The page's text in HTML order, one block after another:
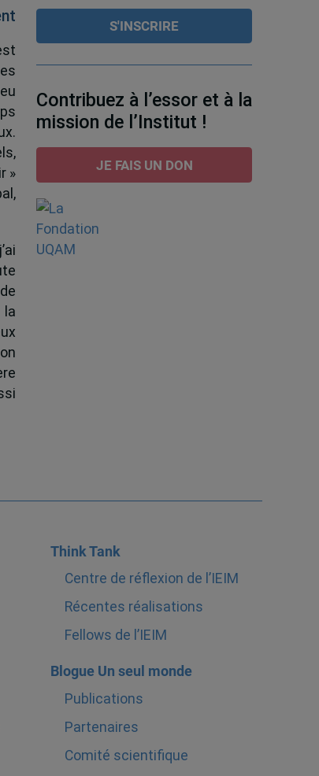
»
la
Contribuez à l’essor et à la
mission de l’Institut !
JE FAIS UN DON
Think Tank
Centre de réflexion de l’IEIM
Récentes réalisations
Fellows de l’IEIM
Blogue Un seul monde
Publications
Partenaires
Comité scientifique